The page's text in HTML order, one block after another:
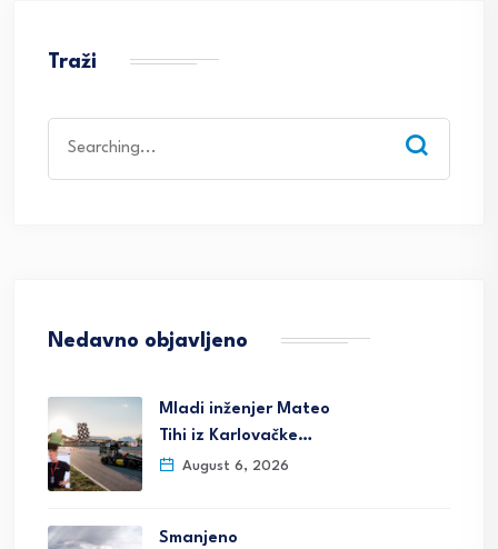
Traži
for:
Nedavno objavljeno
Mladi inženjer Mateo
Tihi iz Karlovačke…
August 6, 2026
Smanjeno